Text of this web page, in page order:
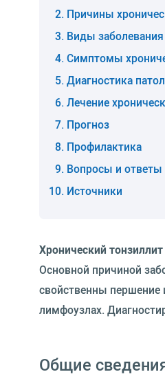
Причины
Виды заболевания
Симптомы
Диагностика
Лечение
Прогноз
Профилактика
Вопросы и ответы
Источники
Хронический тонзиллит
Основной причиной
свойственны першение
лимфоузлах.
Общие